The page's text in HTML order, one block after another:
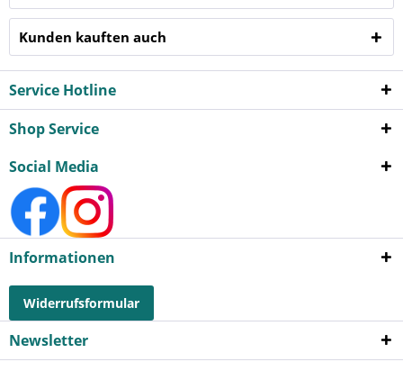
Kunden kauften auch
Service Hotline
Shop Service
Social Media
Informationen
Widerrufsformular
Newsletter